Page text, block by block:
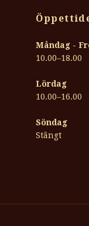
Måndag -
10.00–18.00
Lördag
10.00–16.00
Söndag
Stängt